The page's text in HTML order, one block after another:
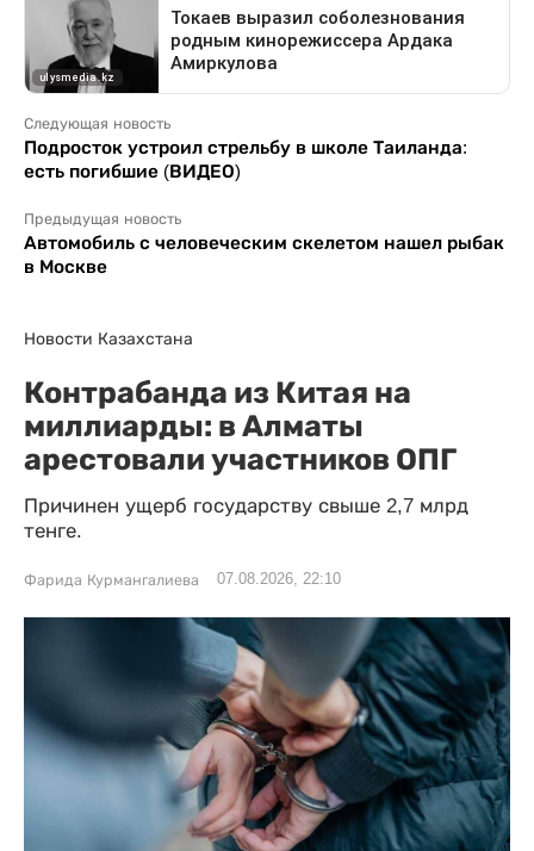
Следующая новость
Подросток устроил стрельбу в школе Таиланда:
есть погибшие (ВИДЕО)
Предыдущая новость
Автомобиль с человеческим скелетом нашел рыбак
в Москве
Новости Казахстана
Контрабанда из Китая на
миллиарды: в Алматы
арестовали участников ОПГ
Причинен ущерб государству свыше 2,7 млрд
тенге.
Фарида Курмангалиева 07.08.2026, 22:10